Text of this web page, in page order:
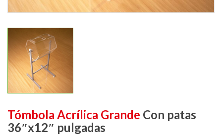
Tómbola Acrílica Grande Con patas
36″x12″ pulgadas